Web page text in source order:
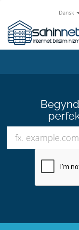
Dansk